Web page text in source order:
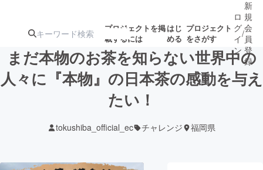
プロジェクトを掲
載するには
はじ
める
プロジェクト
をさがす
注目の新着プロ 募集終了が近いプ
ロ
グ
イ
ン
/
新
規
会
員
登
録
まだ本物のお茶を知らない世界中の
人々に『本物』の日本茶の感動を与え
たい！
tokushiba_official_ec チャレンジ 福岡県